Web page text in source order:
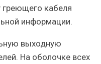
греющего кабеля
информации.
выходную
На оболочке всех